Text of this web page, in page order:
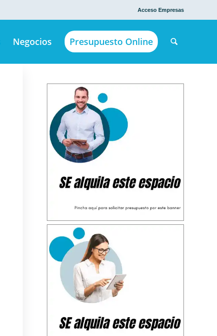
Acceso Empresas
Negocios Presupuesto Online